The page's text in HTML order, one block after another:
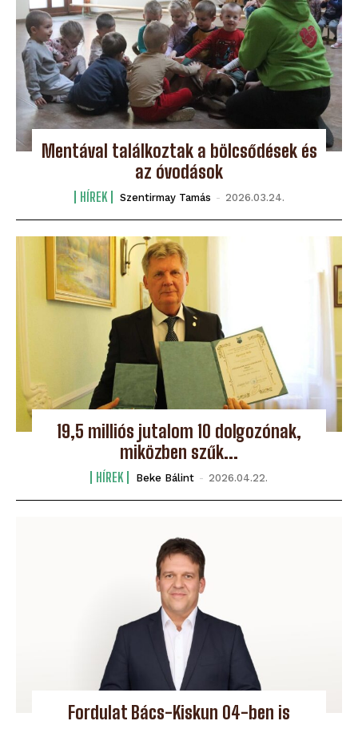
Mentával találkoztak a bölcsődések és
az óvodások
HÍREK Szentirmay Tamás - 2026.03.24.
19,5 milliós jutalom 10 dolgozónak,
miközben szűk...
HÍREK Beke Bálint - 2026.04.22.
Fordulat Bács-Kiskun 04-ben is